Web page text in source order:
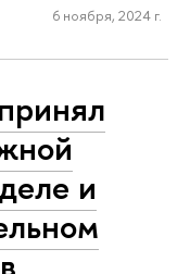
6 ноября, 2024 г.
и